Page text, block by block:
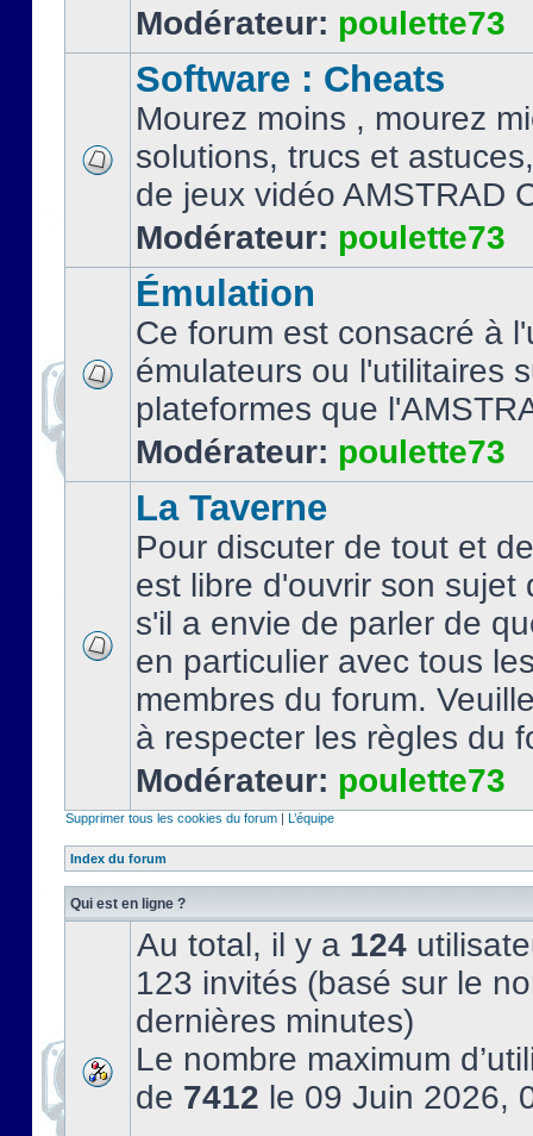
Modérateur: poulette73
Software : Cheats
Mourez moins , mourez
solutions, trucs et
de jeux vidéo AMSTRAD
Modérateur: poulette73
Émulation
Ce forum est consacré à
émulateurs ou l'utilitaires
plateformes que
Modérateur: poulette73
La Taverne
Pour discuter de tout et
est libre d'ouvrir son sujet
s'il a envie de parler de
en particulier avec tous
membres du forum.
à respecter les règles du
Modérateur: poulette73
Supprimer tous les cookies du forum | L’équipe
Index du forum
Qui est en ligne ?
Au total, il y a 124
123 invités (basé sur le
dernières minutes)
Le nombre maximum
de 7412 le 09 Juin 2026,